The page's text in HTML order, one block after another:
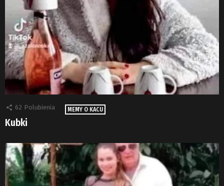
62 Polubienia MEMY O KACU
Kubki